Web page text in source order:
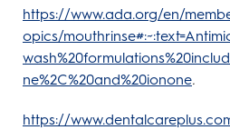
https://www.ada.org/en/
opics/
ne%2C%20and%20ionone.
https://